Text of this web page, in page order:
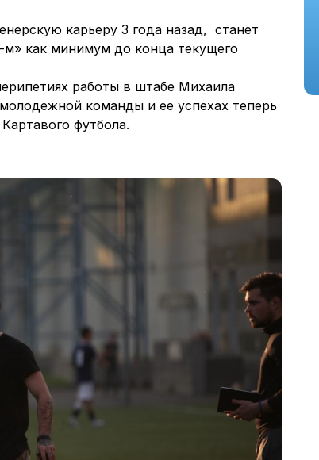
карьеру 3 года назад, станет
м» как минимум до конца текущего
работы в штабе Михаила
команды и ее успехах теперь
футбола.